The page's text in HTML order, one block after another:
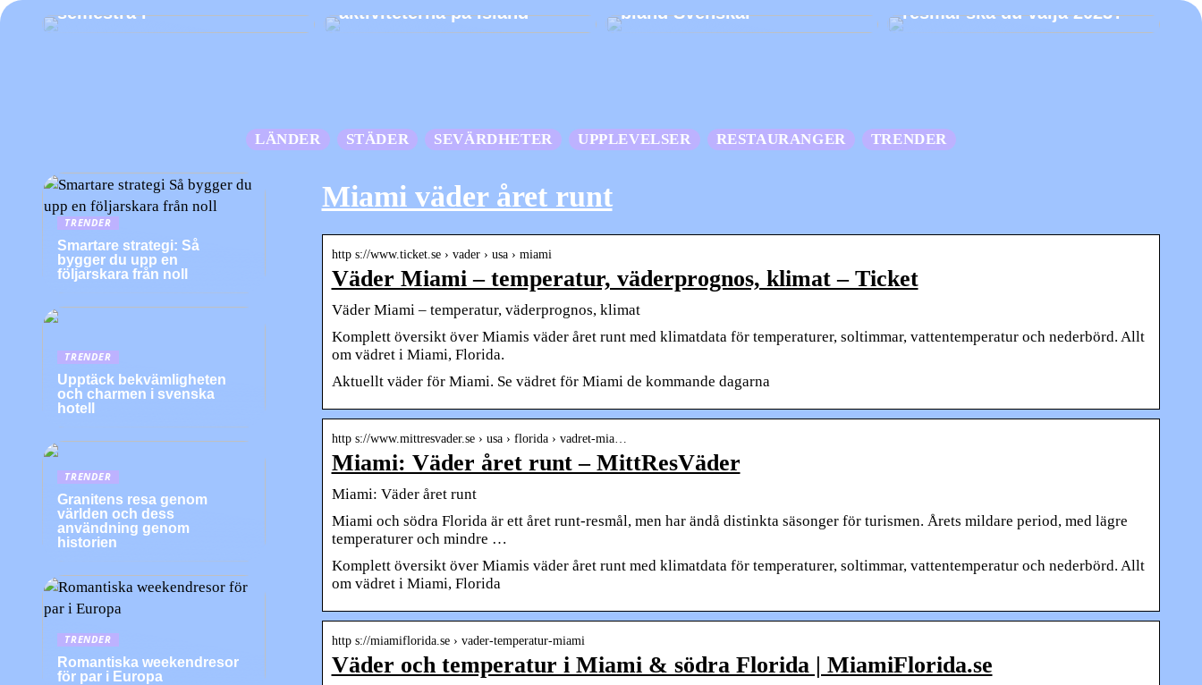
semestra i
aktiviteterna på Island
bland Svenskar
resmål ska du välja 2023?
LÄNDER STÄDER SEVÄRDHETER UPPLEVELSER RESTAURANGER TRENDER
Miami väder året runt
http s://www.ticket.se › vader › usa › miami
Väder Miami – temperatur, väderprognos, klimat – Ticket
Väder Miami – temperatur, väderprognos, klimat
Komplett översikt över Miamis väder året runt med klimatdata för temperaturer, soltimmar, vattentemperatur och nederbörd. Allt
om vädret i Miami, Florida.
Aktuellt väder för Miami. Se vädret för Miami de kommande dagarna
http s://www.mittresvader.se › usa › florida › vadret-mia…
Miami: Väder året runt – MittResVäder
Miami: Väder året runt
Miami och södra Florida är ett året runt-resmål, men har ändå distinkta säsonger för turismen. Årets mildare period, med lägre
temperaturer och mindre …
Komplett översikt över Miamis väder året runt med klimatdata för temperaturer, soltimmar, vattentemperatur och nederbörd. Allt
om vädret i Miami, Florida
http s://miamiflorida.se › vader-temperatur-miami
Väder och temperatur i Miami & södra Florida | MiamiFlorida.se
TRENDER
Smartare strategi: Så
bygger du upp en
följarskara från noll
TRENDER
Upptäck bekvämligheten
och charmen i svenska
hotell
TRENDER
Granitens resa genom
världen och dess
användning genom
historien
TRENDER
Romantiska weekendresor
för par i Europa